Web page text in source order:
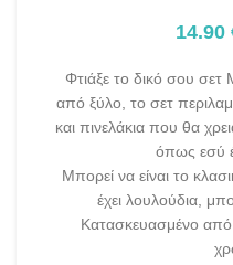
14.90
Φτιάξε το δικό σου
από ξύλο, το σετ
και πινελάκια που θα
όπως εσύ
Μπορεί να είναι το
έχει λουλούδια,
Κατασκευασμένο από